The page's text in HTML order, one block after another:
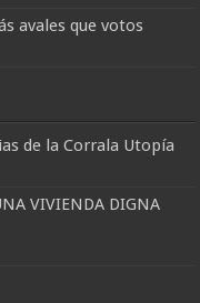
avales que votos
de la Corrala Utopía
VIVIENDA DIGNA